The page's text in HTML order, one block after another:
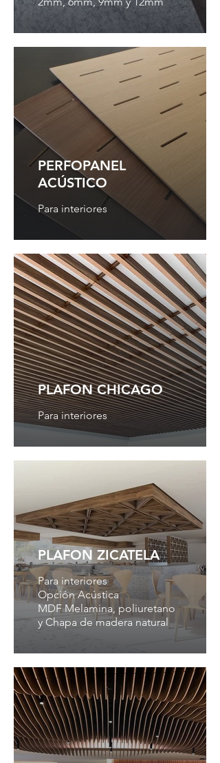
PERFOPANEL
ACÚSTICO
Para interiores
PLAFON CHICAGO
Para interiores
PLAFON ZICATELA
Para interiores
Opción Acústica
MDF Melamina, poliuretano
y Chapa de madera natural